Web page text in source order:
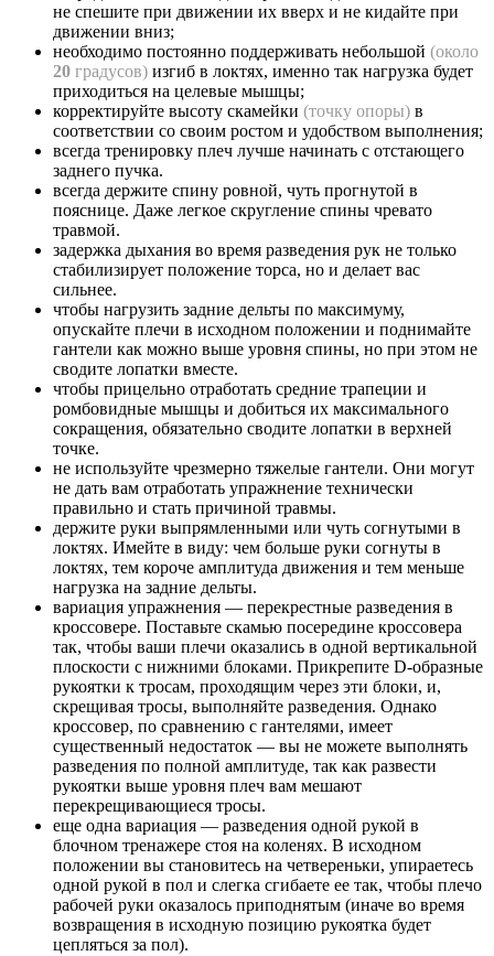
не спешите при движении их вверх и не кидайте при
движении вниз;
необходимо постоянно поддерживать небольшой (около
20 градусов) изгиб в локтях, именно так нагрузка будет
приходиться на целевые мышцы;
корректируйте высоту скамейки (точку опоры) в
соответствии со своим ростом и удобством выполнения;
всегда тренировку плеч лучше начинать с отстающего
заднего пучка.
всегда держите спину ровной, чуть прогнутой в
пояснице. Даже легкое скругление спины чревато
травмой.
задержка дыхания во время разведения рук не только
стабилизирует положение торса, но и делает вас
сильнее.
чтобы нагрузить задние дельты по максимуму,
опускайте плечи в исходном положении и поднимайте
гантели как можно выше уровня спины, но при этом не
сводите лопатки вместе.
чтобы прицельно отработать средние трапеции и
ромбовидные мышцы и добиться их максимального
сокращения, обязательно сводите лопатки в верхней
точке.
не используйте чрезмерно тяжелые гантели. Они могут
не дать вам отработать упражнение технически
правильно и стать причиной травмы.
держите руки выпрямленными или чуть согнутыми в
локтях. Имейте в виду: чем больше руки согнуты в
локтях, тем короче амплитуда движения и тем меньше
нагрузка на задние дельты.
вариация упражнения — перекрестные разведения в
кроссовере. Поставьте скамью посередине кроссовера
так, чтобы ваши плечи оказались в одной вертикальной
плоскости с нижними блоками. Прикрепите D-образные
рукоятки к тросам, проходящим через эти блоки, и,
скрещивая тросы, выполняйте разведения. Однако
кроссовер, по сравнению с гантелями, имеет
существенный недостаток — вы не можете выполнять
разведения по полной амплитуде, так как развести
рукоятки выше уровня плеч вам мешают
перекрещивающиеся тросы.
еще одна вариация — разведения одной рукой в
блочном тренажере стоя на коленях. В исходном
положении вы становитесь на четвереньки, упираетесь
одной рукой в пол и слегка сгибаете ее так, чтобы плечо
рабочей руки оказалось приподнятым (иначе во время
возвращения в исходную позицию рукоятка будет
цепляться за пол).